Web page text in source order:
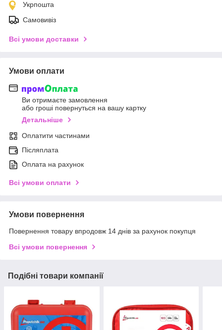
Укрпошта
Самовивіз
Всі умови доставки
Умови оплати
Ви отримаєте замовлення
або гроші повернуться на вашу картку
Детальніше
Оплатити частинами
Післяплата
Оплата на рахунок
Всі умови оплати
Умови повернення
Повернення товару впродовж 14 днів за рахунок покупця
Всі умови повернення
Подібні товари компанії